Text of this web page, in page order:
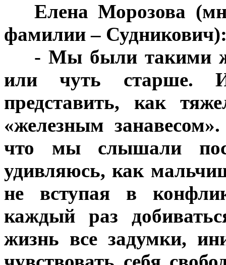
Елена Морозова
фамилии –
- Мы были такими
или чуть старше.
представить, как
«железным
что мы слышали
удивляюсь, как
не вступая в
каждый раз
жизнь все задумки,